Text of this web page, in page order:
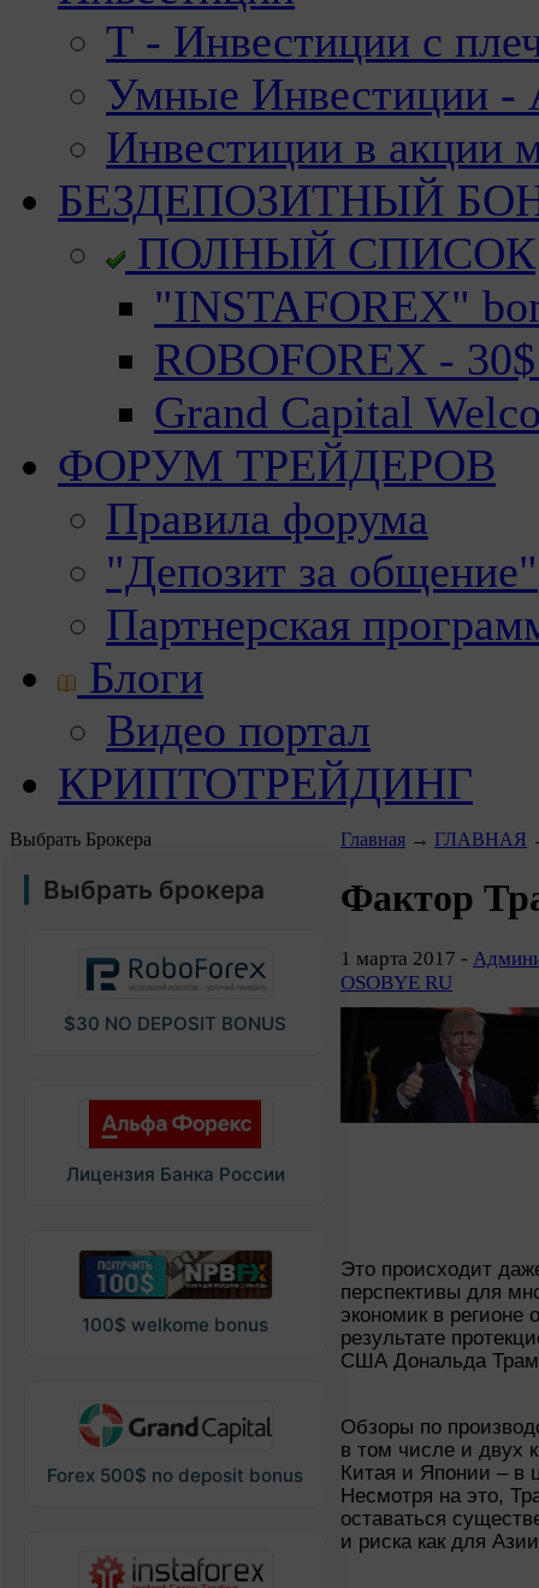
Т - Инвестиции с
Умные Инвестиции -
Инвестиции в акции
БЕЗДЕПОЗИТНЫЙ
ПОЛНЫЙ СПИСОК
"INSTAFOREX"
ROBOFOREX -
Grand Capital
ФОРУМ ТРЕЙДЕРОВ
Правила форума
"Депозит за общение"
Партнерская
Блоги
Видео портал
КРИПТОТРЕЙДИНГ
Выбрать Брокера
Выбрать брокера
$30 NO DEPOSIT BONUS
Лицензия Банка России
100$ welkome bonus
Forex 500$ no deposit bonus
Главная → ГЛАВНАЯ
Фактор
1 марта 2017 -
OSOBYE RU
Это происходит
перспективы для
экономик в регионе
результате
США Дональда
Обзоры по
в том числе и двух
Китая и Японии – в
Несмотря на это,
оставаться
и риска как для